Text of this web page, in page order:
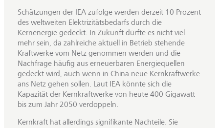
Schätzungen der IEA zufolge werden derzeit 10 Prozent
des weltweiten Elektrizitätsbedarfs durch die
Kernenergie gedeckt. In Zukunft dürfte es nicht viel
mehr sein, da zahlreiche aktuell in Betrieb stehende
Kraftwerke vom Netz genommen werden und die
Nachfrage häufig aus erneuerbaren Energiequellen
gedeckt wird, auch wenn in China neue Kernkraftwerke
ans Netz gehen sollen. Laut IEA könnte sich die
Kapazität der Kernkraftwerke von heute 400 Gigawatt
bis zum Jahr 2050 verdoppeln.
Kernkraft hat allerdings signifikante Nachteile. Sie